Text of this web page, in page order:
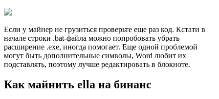
Если у майнер не грузиться проверьте еще раз код. Кстати в
начале строки .bat-файла можно попробовать убрать
расширение .exe, иногда помогает. Еще одной проблемой
могут быть дополнительные символы, Word любит их
подставлять, поэтому лучше редактировать в блокноте.
Как майнить ella на бинанс